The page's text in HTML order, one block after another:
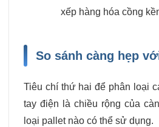
xếp hàng hóa cồng
So sánh càng hẹp
Tiêu chí thứ hai để phân loại
tay điện là chiều rộng của
loại pallet nào có thể sử dụng.